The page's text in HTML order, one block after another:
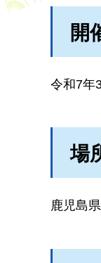
開
令和7年
場
鹿児島